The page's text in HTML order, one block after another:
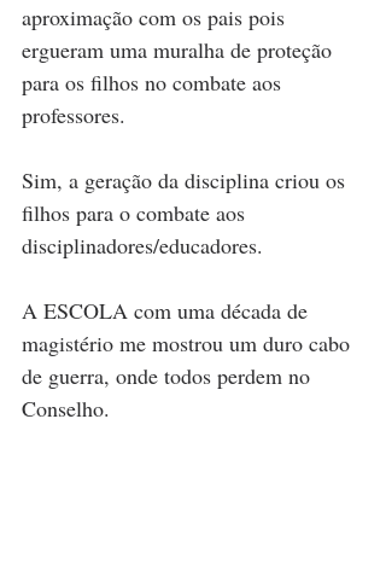
aproximação com os pais pois
ergueram uma muralha de proteção
para os filhos no combate aos
professores.
Sim, a geração da disciplina criou os
filhos para o combate aos
disciplinadores/educadores.
A ESCOLA com uma década de
magistério me mostrou um duro cabo
de guerra, onde todos perdem no
Conselho.